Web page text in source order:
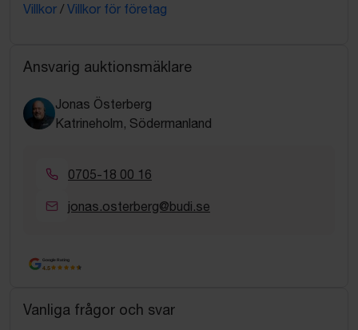
Villkor / Villkor för företag
Ansvarig auktionsmäklare
Jonas Österberg
Katrineholm, Södermanland
0705-18 00 16
jonas.osterberg@budi.se
Google Rating
4.5
Vanliga frågor och svar